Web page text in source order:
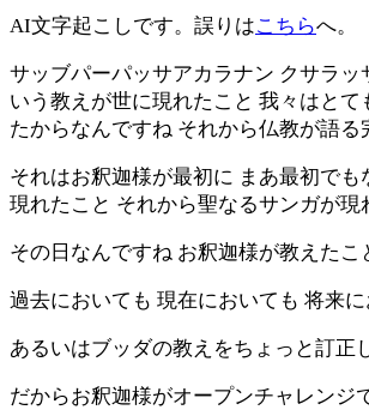
AI文字起こしです。誤りはこちらへ。
サッブパーパッサアカラナン クサラ
いう教えが世に現れたこと 我々はと
たからなんですね それから仏教が語
それはお釈迦様が最初に まあ最初で
現れたこと それから聖なるサンガが
その日なんですね お釈迦様が教えたこ
過去においても 現在においても 将来
あるいはブッダの教えをちょっと訂正
だからお釈迦様がオープンチャレンジ